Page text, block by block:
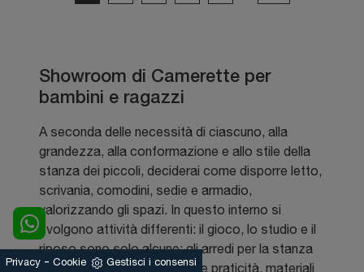
Showroom di Camerette per
bambini e ragazzi
A seconda delle necessità di ciascuno, alla
grandezza, alla conformazione e allo stile della
stanza dei piccoli, deciderai come disporre letto,
scrivania, comodini, sedie e armadio,
valorizzando gli spazi. In questo interno si
svolgono attività differenti: il gioco, lo studio e il
riposo sono solo alcune; gli arredi per la stanza
dei piccoli devono assicurare praticità, materiali
Privacy - Cookie Gestisci i consensi